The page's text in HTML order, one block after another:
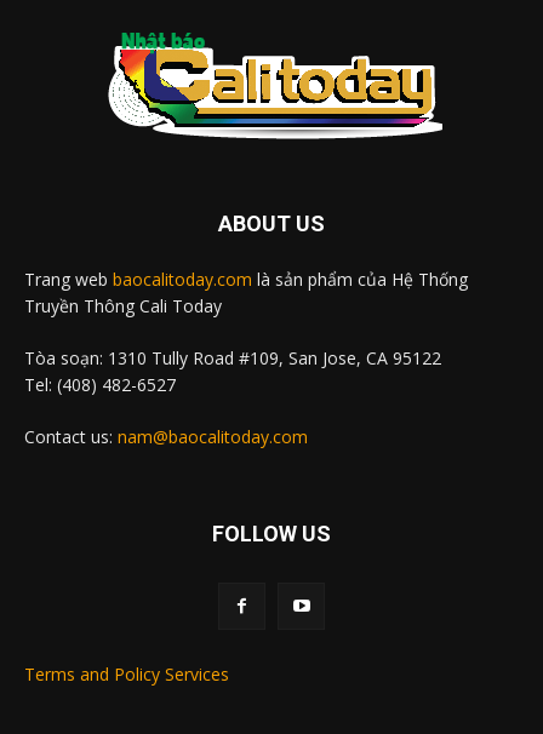
ABOUT US
Trang web baocalitoday.com là sản phẩm của Hệ Thống
Truyền Thông Cali Today
Tòa soạn: 1310 Tully Road #109, San Jose, CA 95122
Tel: (408) 482-6527
Contact us: nam@baocalitoday.com
FOLLOW US
Terms and Policy Services